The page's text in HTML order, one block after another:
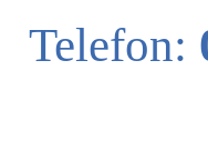
Telefon: